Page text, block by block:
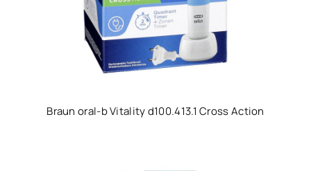
Braun oral-b Vitality d100.413.1 Cross Action